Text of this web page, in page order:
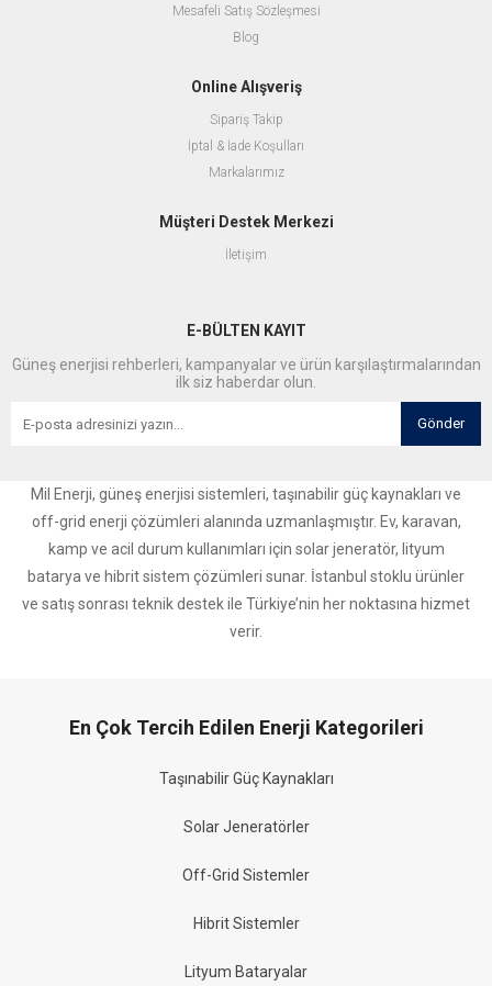
Mesafeli Satış Sözleşmesi
Blog
Online Alışveriş
Sipariş Takip
İptal & İade Koşulları
Markalarımız
Müşteri Destek Merkezi
İletişim
E-BÜLTEN KAYIT
Güneş enerjisi rehberleri, kampanyalar ve ürün karşılaştırmalarından
ilk siz haberdar olun.
Gönder
Mil Enerji, güneş enerjisi sistemleri, taşınabilir güç kaynakları ve
off-grid enerji çözümleri alanında uzmanlaşmıştır. Ev, karavan,
kamp ve acil durum kullanımları için solar jeneratör, lityum
batarya ve hibrit sistem çözümleri sunar. İstanbul stoklu ürünler
ve satış sonrası teknik destek ile Türkiye’nin her noktasına hizmet
verir.
En Çok Tercih Edilen Enerji Kategorileri
Taşınabilir Güç Kaynakları
Solar Jeneratörler
Off-Grid Sistemler
Hibrit Sistemler
Lityum Bataryalar